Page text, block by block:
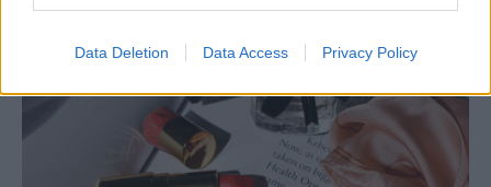
Data Deletion Data Access Privacy Policy
NEWSROOM/05 Αυγ 2026